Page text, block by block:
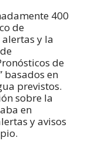
400
de
y la
de
basados en
previstos.
sobre la
en
y avisos